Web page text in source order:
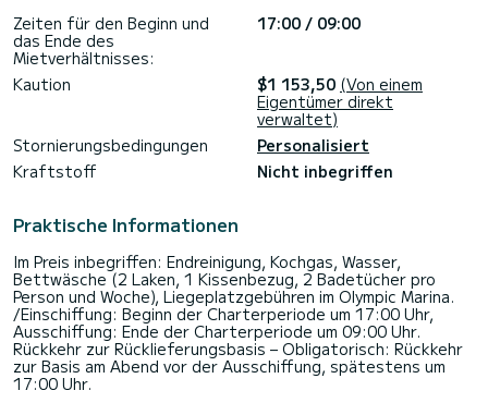
Zeiten für den Beginn und
das Ende des
Mietverhältnisses:
17:00 / 09:00
Kaution $1 153,50 (Von einem
Eigentümer direkt
verwaltet)
Stornierungsbedingungen
Personalisiert
Kraftstoff
Nicht inbegriffen
Praktische Informationen
Im Preis inbegriffen: Endreinigung, Kochgas, Wasser,
Bettwäsche (2 Laken, 1 Kissenbezug, 2 Badetücher pro
Person und Woche), Liegeplatzgebühren im Olympic Marina.
/Einschiffung: Beginn der Charterperiode um 17:00 Uhr,
Ausschiffung: Ende der Charterperiode um 09:00 Uhr.
Rückkehr zur Rücklieferungsbasis – Obligatorisch: Rückkehr
zur Basis am Abend vor der Ausschiffung, spätestens um
17:00 Uhr.